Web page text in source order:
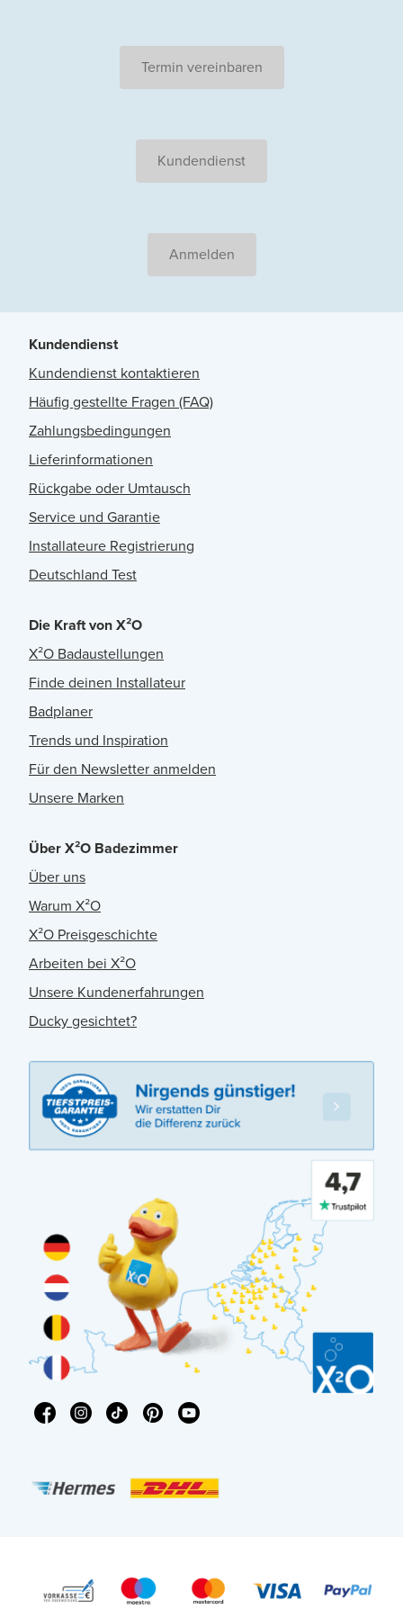
Termin vereinbaren
Kundendienst
Anmelden
Kundendienst
Kundendienst kontaktieren
Häufig gestellte Fragen (FAQ)
Zahlungsbedingungen
Lieferinformationen
Rückgabe oder Umtausch
Service und Garantie
Installateure Registrierung
Deutschland Test
Die Kraft von X²O
X²O Badaustellungen
Finde deinen Installateur
Badplaner
Trends und Inspiration
Für den Newsletter anmelden
Unsere Marken
Über X²O Badezimmer
Über uns
Warum X²O
X²O Preisgeschichte
Arbeiten bei X²O
Unsere Kundenerfahrungen
Ducky gesichtet?